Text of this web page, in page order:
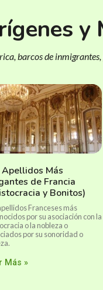
y
barcos de
Apellidos Más
de Francia
y Bonitos)
Franceses más
por su asociación con la
o la nobleza o
por su sonoridad o
Más »